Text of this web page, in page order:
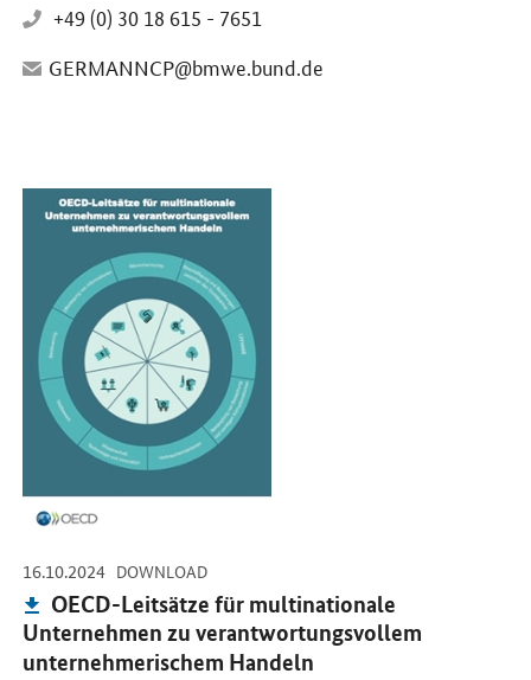
+49 (0) 30 18 615 - 7651
GERMANNCP@bmwe.bund.de
16.10.2024 -
DOWNLOAD-
Publikation:
OECD-Leitsätze für multinationale
Unternehmen zu verantwortungsvollem
unternehmerischem Handeln
Öffnet PDF "OECD-Leitsätze für multinationale Unternehmen